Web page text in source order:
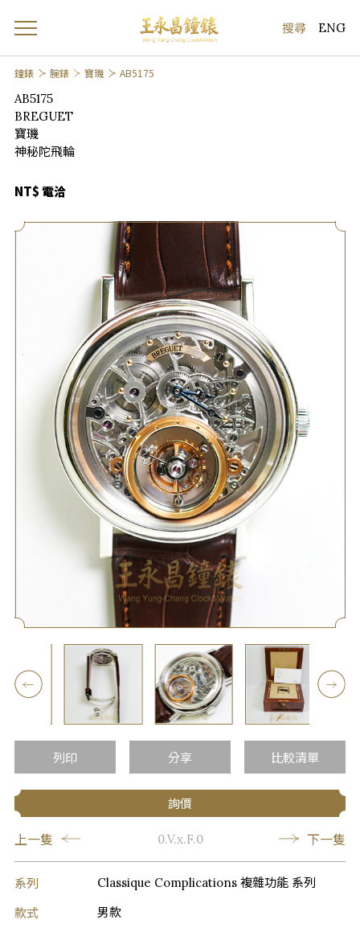
ENG
鐘錶 腕錶 寶璣 AB5175
AB5175
BREGUET
寶璣
神秘陀飛輪
NT$ 電洽
…
列印 分享 比較清單
詢價
上一隻 0.V.x.F.0 下一隻
系列 Classique Complications 複雜功能 系列
款式 男款